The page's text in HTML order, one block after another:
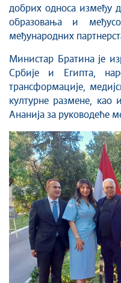
добрих односа између
образовања и
међународних
Министар Братина је
Србије и Египта,
трансформације,
културне размене, као
Ананија за руководеће